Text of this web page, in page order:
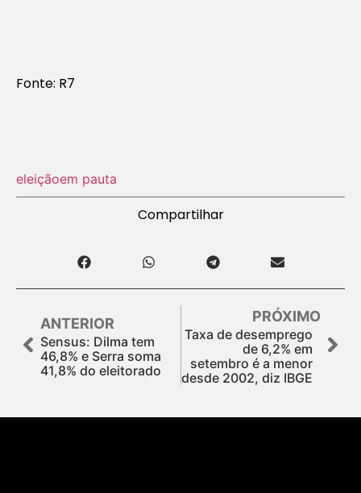
Fonte: R7
eleiçãoem pauta
Compartilhar
ANTERIOR
Sensus: Dilma tem
46,8% e Serra soma
41,8% do eleitorado
PRÓXIMO
Taxa de desemprego
de 6,2% em
setembro é a menor
desde 2002, diz IBGE